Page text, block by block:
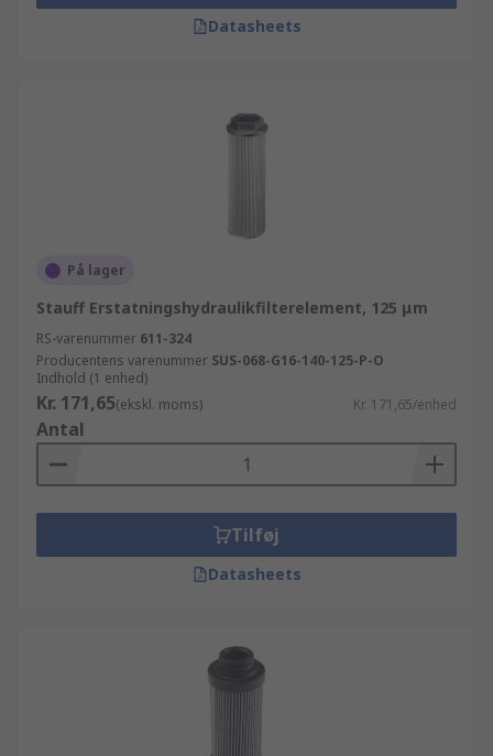
Datasheets
På lager
Stauff Erstatningshydraulikfilterelement, 125 μm
RS-varenummer 611-324
Producentens varenummer SUS-068-G16-140-125-P-O
Indhold (1 enhed)
Kr. 171,65(ekskl. moms) Kr. 171,65/enhed
Antal
Tilføj
Datasheets